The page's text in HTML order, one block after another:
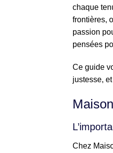
chaque
frontières,
passion
pensées
Ce guide
justesse,
Chez